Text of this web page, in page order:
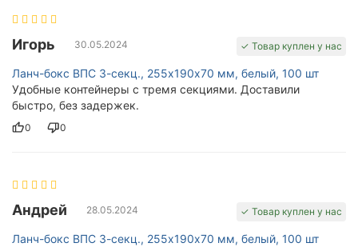
Игорь 30.05.2024 ✓ Товар куплен у нас
Ланч-бокс ВПС 3-секц., 255х190х70 мм, белый, 100 шт
Удобные контейнеры с тремя секциями. Доставили
быстро, без задержек.
0 0
Андрей 28.05.2024 ✓ Товар куплен у нас
Ланч-бокс ВПС 3-секц., 255х190х70 мм, белый, 100 шт